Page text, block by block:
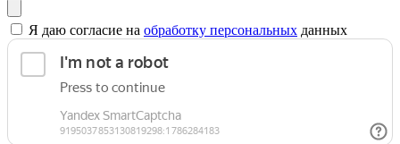
Я даю согласие на обработку персональных данных